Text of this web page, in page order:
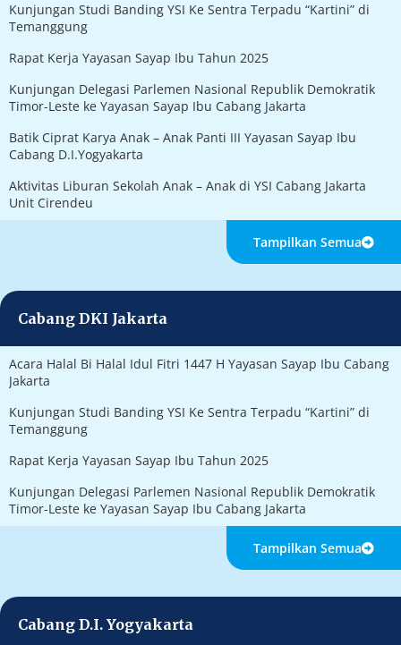
Kunjungan Studi Banding YSI Ke Sentra Terpadu “Kartini” di
Temanggung
Rapat Kerja Yayasan Sayap Ibu Tahun 2025
Kunjungan Delegasi Parlemen Nasional Republik Demokratik
Timor-Leste ke Yayasan Sayap Ibu Cabang Jakarta
Batik Ciprat Karya Anak – Anak Panti III Yayasan Sayap Ibu
Cabang D.I.Yogyakarta
Aktivitas Liburan Sekolah Anak – Anak di YSI Cabang Jakarta
Unit Cirendeu
Tampilkan Semua
Cabang DKI Jakarta
Acara Halal Bi Halal Idul Fitri 1447 H Yayasan Sayap Ibu Cabang
Jakarta
Kunjungan Studi Banding YSI Ke Sentra Terpadu “Kartini” di
Temanggung
Rapat Kerja Yayasan Sayap Ibu Tahun 2025
Kunjungan Delegasi Parlemen Nasional Republik Demokratik
Timor-Leste ke Yayasan Sayap Ibu Cabang Jakarta
Tampilkan Semua
Cabang D.I. Yogyakarta